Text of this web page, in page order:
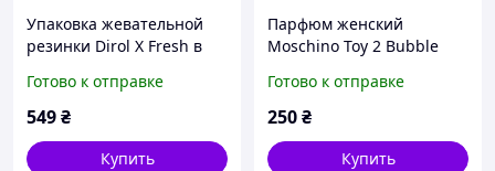
Упаковка жевательной
резинки Dirol X Fresh в
со вкусом фруктов и мяты
13.5 г х 21 шт
Готово к отправке
549₴
Купить
Парфюм женский
Moschino Toy 2 Bubble
Готово к отправке
250₴
Купить